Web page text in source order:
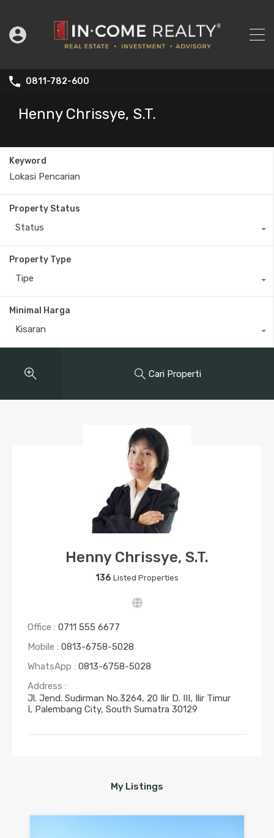
0811-782-600
Henny Chrissye, S.T.
Keyword
Property Status
Status
Property Type
Tipe
Minimal Harga
Kisaran
Cari Properti
Henny Chrissye, S.T.
136 Listed Properties
Office : 0711 555 6677
Mobile : 0813-6758-5028
WhatsApp : 0813-6758-5028
Address :
Jl. Jend. Sudirman No.3264, 20 Ilir D. III, Ilir Timur
I, Palembang City, South Sumatra 30129
My Listings